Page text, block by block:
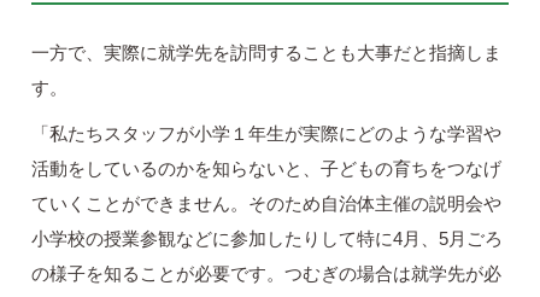
一方で、実際に就学先を訪問することも大事だと指摘しま
す。
「私たちスタッフが小学１年生が実際にどのような学習や
活動をしているのかを知らないと、子どもの育ちをつなげ
ていくことができません。そのため自治体主催の説明会や
小学校の授業参観などに参加したりして特に4月、5月ごろ
の様子を知ることが必要です。つむぎの場合は就学先が必